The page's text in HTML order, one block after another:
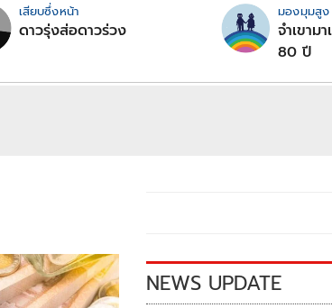
เสียบซึ่งหน้า
ดาวรุ่งส่อดาวร่วง
มองมุมสูง
จำเขาม
80 ปี
NEWS UPDATE